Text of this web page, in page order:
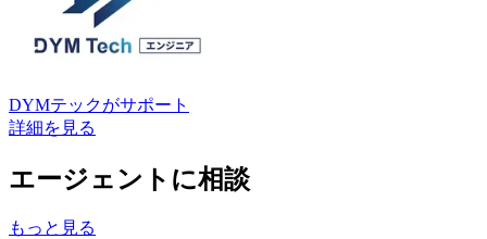
DYMテックがサポート
詳細を見る
エージェントに相談
もっと見る